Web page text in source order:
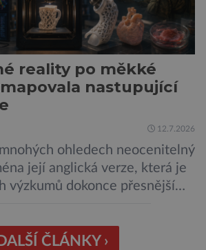
reality po měkké
nastupující
12.7.2026
ohledech neocenitelný
její anglická verze, která je
výzkumů dokonce přesnější
ze které umělá inteligence
ČLÁNKY ›